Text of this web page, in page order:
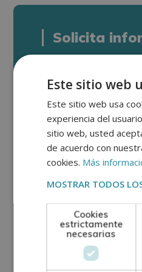
Solicita
Este sitio web
Este sitio web usa
experiencia del
sitio web, usted
de acuerdo con
cookies. Más
MOSTRAR TODOS
Cookies
estrictamente
necesarias